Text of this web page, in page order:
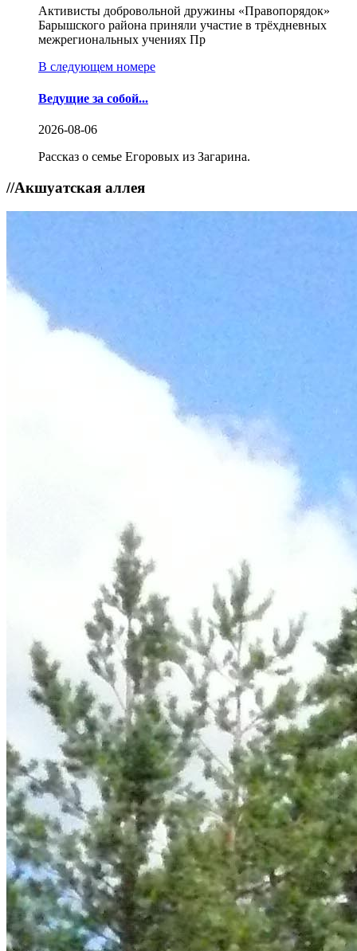
Активисты добровольной дружины «Правопорядок»
Барышского района приняли участие в трёхдневных
межрегиональных учениях Пр
В следующем номере
Ведущие за собой...
2026-08-06
Рассказ о семье Егоровых из Загарина.
//Акшуатская аллея